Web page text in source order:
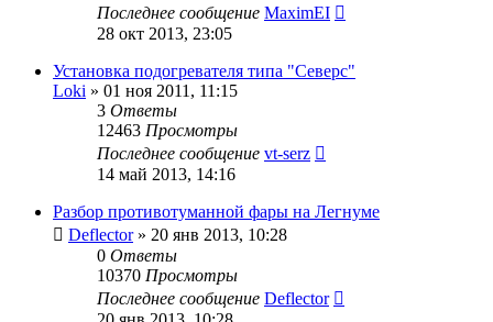
Последнее сообщение MaximEI
28 окт 2013, 23:05
Установка подогревателя типа "Северс"
Loki » 01 ноя 2011, 11:15
3 Ответы
12463 Просмотры
Последнее сообщение vt-serz
14 май 2013, 14:16
Разбор противотуманной фары на Легнуме
Deflector» 20 янв 2013, 10:28
0 Ответы
10370 Просмотры
Последнее сообщение Deflector